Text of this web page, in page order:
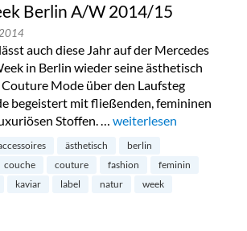
Berlin A/W 2014/15
2014
auch diese Jahr auf der Mercedes
in Berlin wieder seine ästhetisch
Mode über den Laufsteg
begeistert mit fließenden, femininen
Stoffen. … „Kaviar Gauche @
weiterlesen
ästhetisch
berlin
couche couture fashion
feminin
kaviar label natur week